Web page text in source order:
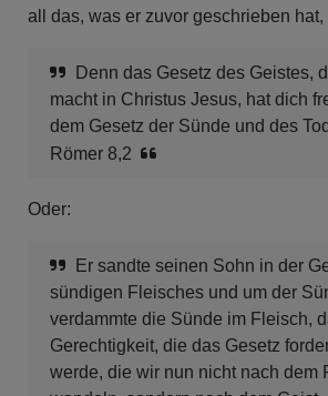
all das, was er zuvor geschrieben hat,
Denn das Gesetz des Geistes,
macht in Christus Jesus, hat dich
dem Gesetz der Sünde und des
Römer 8,2
Oder:
Er sandte seinen Sohn in der
sündigen Fleisches und um der
verdammte die Sünde im Fleisch,
Gerechtigkeit, die das Gesetz
werde, die wir nun nicht nach dem